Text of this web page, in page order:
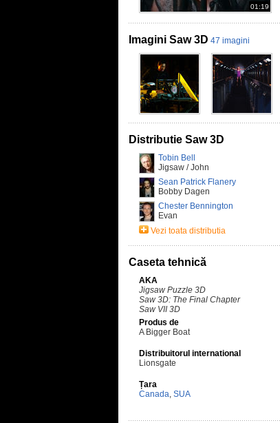
01:19
Imagini Saw 3D 47 imagini
Distributie Saw 3D
Tobin Bell
Jigsaw / John
Sean Patrick Flanery
Bobby Dagen
Chester Bennington
Evan
Vezi toata distributia
Caseta tehnică
AKA
Jigsaw Puzzle 3D
Saw 3D: The Final Chapter
Saw VII 3D
Produs de
A Bigger Boat
Distribuitorul international
Lionsgate
Țara
Canada, SUA